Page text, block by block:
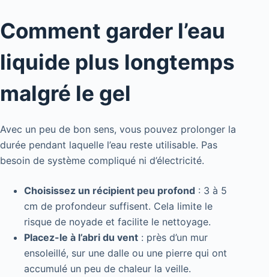
Comment garder l’eau
liquide plus longtemps
malgré le gel
Avec un peu de bon sens, vous pouvez prolonger la
durée pendant laquelle l’eau reste utilisable. Pas
besoin de système compliqué ni d’électricité.
Choisissez un récipient peu profond : 3 à 5
cm de profondeur suffisent. Cela limite le
risque de noyade et facilite le nettoyage.
Placez-le à l’abri du vent : près d’un mur
ensoleillé, sur une dalle ou une pierre qui ont
accumulé un peu de chaleur la veille.